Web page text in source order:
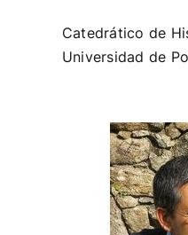
Catedrático de
Universidad de